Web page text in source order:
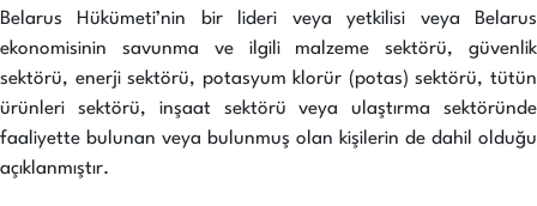
Belarus Hükümeti’nin bir lideri veya yetkilisi veya Belarus
ekonomisinin savunma ve ilgili malzeme sektörü, güvenlik
sektörü, enerji sektörü, potasyum klorür (potas) sektörü, tütün
ürünleri sektörü, inşaat sektörü veya ulaştırma sektöründe
faaliyette bulunan veya bulunmuş olan kişilerin de dahil olduğu
açıklanmıştır.